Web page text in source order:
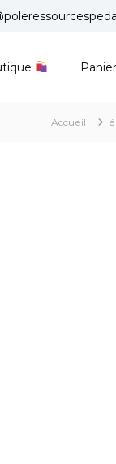
Panier
Accueil